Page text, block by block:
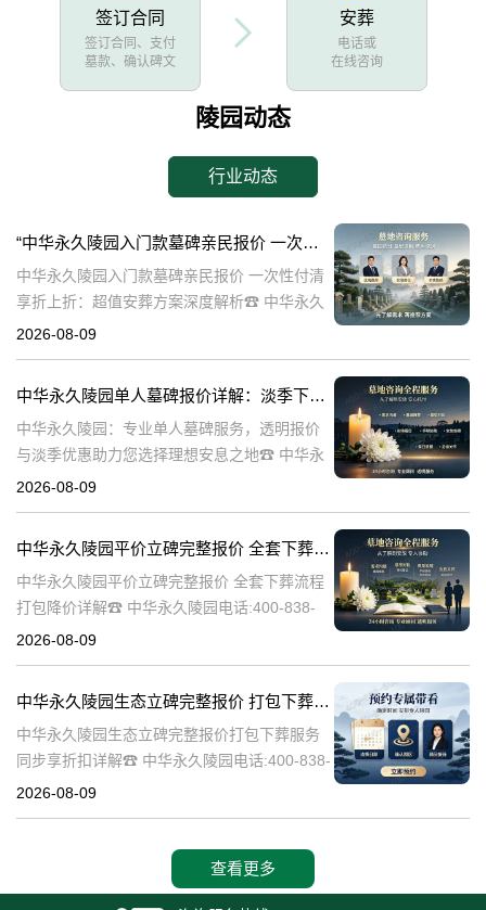
签订合同
签订合同、支付
墓款、确认碑文
安葬
电话或
在线咨询
陵园动态
行业动态
“中华永久陵园入门款墓碑亲民报价 一次性付清享折上折：超值安葬方案深度解析”
中华永久陵园入门款墓碑亲民报价 一次性付清
享折上折：超值安葬方案深度解析☎ 中华永久
陵园电话:400-838-5063在人生的旅程中，我们
2026-08-09
中华永久陵园单人墓碑报价详解：淡季下单享数千元优惠
中华永久陵园：专业单人墓碑服务，透明报价
与淡季优惠助力您选择理想安息之地☎ 中华永
久陵园电话:400-838-5063中华永久陵园，作为
2026-08-09
中华永久陵园平价立碑完整报价 全套下葬流程打包降价详解
中华永久陵园平价立碑完整报价 全套下葬流程
打包降价详解☎ 中华永久陵园电话:400-838-
5063在人生的旅途中，每个人都会经历生老病
2026-08-09
中华永久陵园生态立碑完整报价 打包下葬服务同步享折扣详解
中华永久陵园生态立碑完整报价打包下葬服务
同步享折扣详解☎ 中华永久陵园电话:400-838-
5063中华永久陵园作为国内知名的陵园之一，
2026-08-09
查看更多